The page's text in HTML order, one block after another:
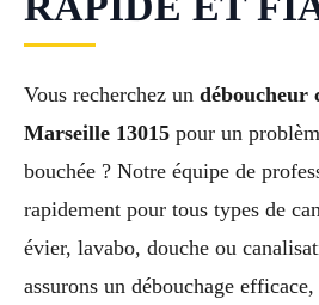
Vous recherchez un déboucheur
Marseille 13015 pour un
bouchée ? Notre équipe de
rapidement pour tous types de
évier, lavabo, douche ou
assurons un débouchage